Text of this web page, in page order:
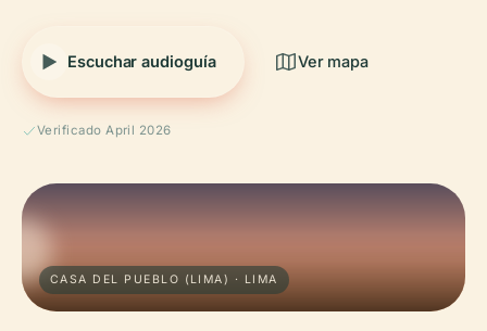
Escuchar audioguía Ver mapa
Verificado April 2026
CASA DEL PUEBLO (LIMA) · LIMA